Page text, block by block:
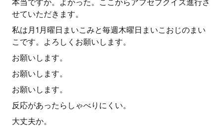
本当ですか。よかった。ここからアフセブクイズ進行さ
せていただきます。
私は月1月曜日まいこみと毎週木曜日まいこおじのまい
こです。よろしくお願いします。
お願いします。
お願いします。
お願いします。
反応があったらしゃべりにくい。
大丈夫か。